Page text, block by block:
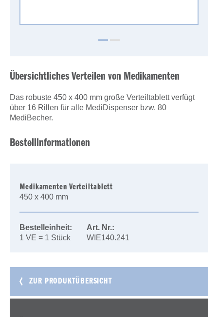
Übersichtliches Verteilen von Medikamenten
Das robuste 450 x 400 mm große Verteiltablett verfügt
über 16 Rillen für alle MediDispenser bzw. 80
MediBecher.
Bestellinformationen
Medikamenten Verteiltablett
450 x 400 mm
Bestelleinheit:
Art. Nr.:
1 VE = 1 Stück
WIE140.241
ZUR PRODUKTÜBERSICHT